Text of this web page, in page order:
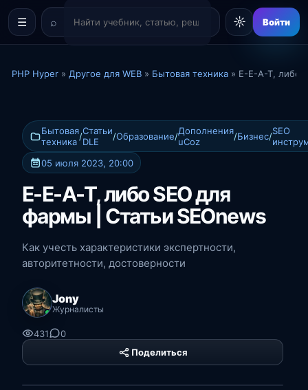
☰ ☼ Войти
PHP Hyper » Другое для WEB » Бытовая техника » E-E-A-T, либо
Бытовая
техника /Статьи
DLE
/Образование/Дополнения
uCoz
/Бизнес/SEO
05 июля 2023, 20:00
E-E-A-T, либо SEO для
фармы | Статьи SEOnews
Как учесть характеристики экспертности,
авторитетности, достоверности
Jony
Журналисты
431
0
Поделиться
Platform